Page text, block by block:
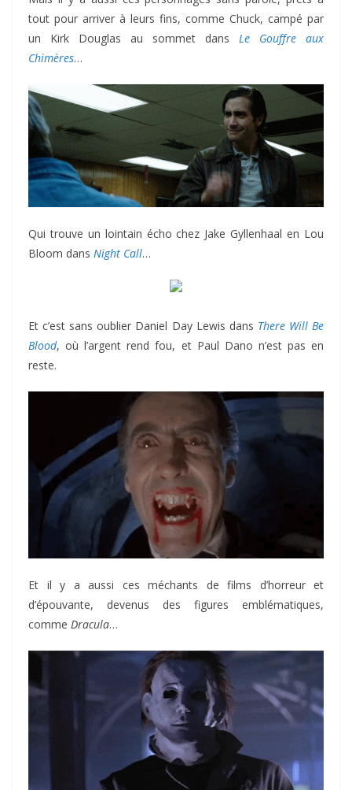
tout pour arriver à leurs fins, comme Chuck, campé par
un Kirk Douglas au sommet dans Le Gouffre aux
Chimères…
Qui trouve un lointain écho chez Jake Gyllenhaal en Lou
Bloom dans Night Call…
Et c’est sans oublier Daniel Day Lewis dans There Will Be
Blood, où l’argent rend fou, et Paul Dano n’est pas en
reste.
Et il y a aussi ces méchants de films d’horreur et
d’épouvante, devenus des figures emblématiques,
comme Dracula…